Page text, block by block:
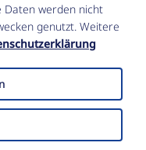
Daten werden nicht
genutzt. Weitere